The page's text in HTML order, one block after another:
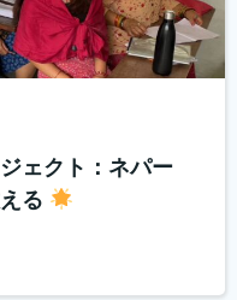
ェクト：ネパー
る